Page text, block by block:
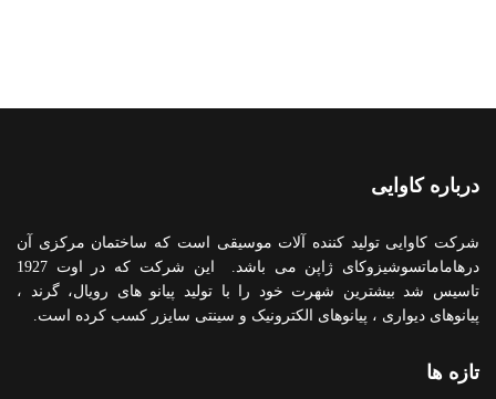
درباره کاوایی
شرکت کاوایی تولید کننده آلات موسیقی است که ساختمان مرکزی آن
درهاماماتسوشیزوکای ژاپن می باشد. این شرکت که در اوت 1927
تاسیس شد بیشترین شهرت خود را با تولید پیانو های رویال، گرند ،
پیانوهای دیواری ، پیانوهای الکترونیک و سینتی سایزر کسب کرده است.
تازه ها